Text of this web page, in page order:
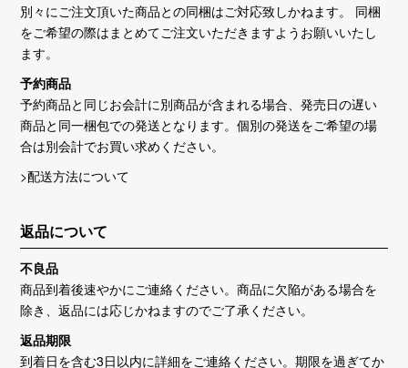
別々にご注文頂いた商品との同梱はご対応致しかねます。 同梱
をご希望の際はまとめてご注文いただきますようお願いいたし
ます。
予約商品
予約商品と同じお会計に別商品が含まれる場合、発売日の遅い
商品と同一梱包での発送となります。個別の発送をご希望の場
合は別会計でお買い求めください。
>配送方法について
返品について
不良品
商品到着後速やかにご連絡ください。商品に欠陥がある場合を
除き、返品には応じかねますのでご了承ください。
返品期限
到着日を含む3日以内に詳細をご連絡ください。期限を過ぎてか